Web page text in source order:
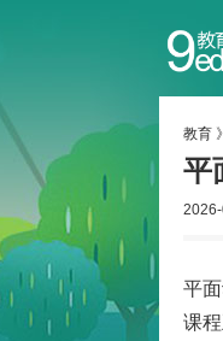
教育 》
平
平
课